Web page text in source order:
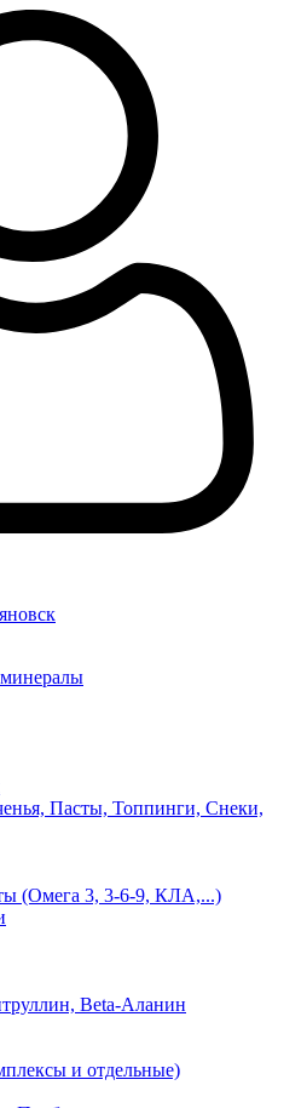
Пасты, Топпинги, Снеки,
(Омега 3, 3-6-9, КЛА,...)
Beta-Аланин
и отдельные)